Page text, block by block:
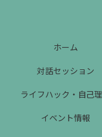
ホーム
対話セッション
ライフハック・自己
イベント情報